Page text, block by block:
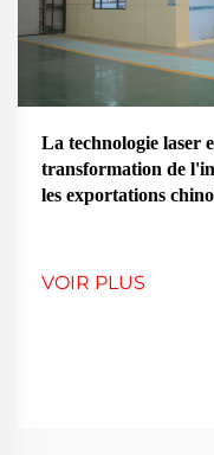
La technologie laser
transformation de
les exportations
VOIR PLUS